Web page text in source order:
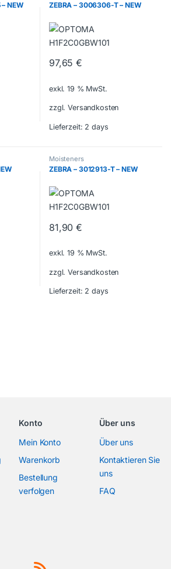
NEW ZEBRA – 3006306-T – NEW
97,65€
exkl. 19 % MwSt.
zzgl. Versandkosten
Lieferzeit: 2 days
Moisteners
ZEBRA – 3012913-T – NEW
81,90€
exkl. 19 % MwSt.
zzgl. Versandkosten
Lieferzeit: 2 days
Konto
Mein Konto
Warenkorb
Bestellung
verfolgen
Über uns
Über uns
Kontaktieren Sie
uns
FAQ